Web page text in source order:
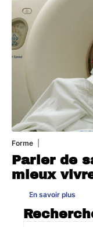
Forme
Parler de
mieux
En savoir plus